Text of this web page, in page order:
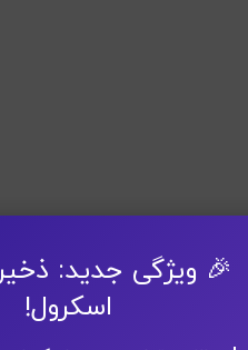
🎉 ویژگی جدید:
اسکرول!